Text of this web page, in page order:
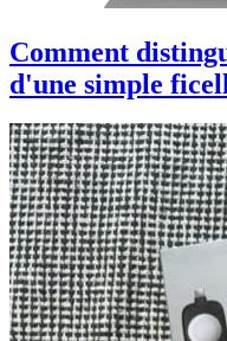
Comment
d'une simple